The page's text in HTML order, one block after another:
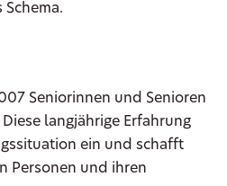
Seniorinnen und Senioren
langjährige Erfahrung
ein und schafft
Personen und ihren